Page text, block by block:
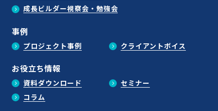
成長ビルダー視察会・勉強会
事例
プロジェクト事例 クライアントボイス
お役立ち情報
資料ダウンロード
セミナー
コラム